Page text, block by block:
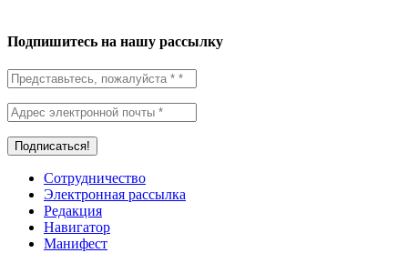
Подпишитесь на нашу рассылку
Сотрудничество
Электронная рассылка
Редакция
Навигатор
Манифест